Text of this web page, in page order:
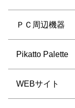
ＰＣ周辺機器
Pikatto Palette
WEBサイト